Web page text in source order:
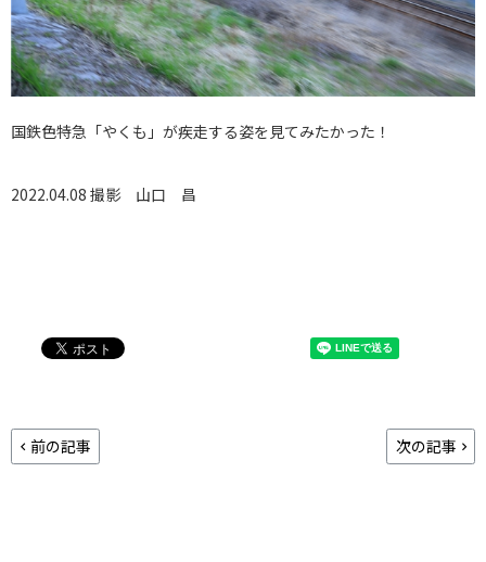
国鉄色特急「やくも」が疾走する姿を見てみたかった！
2022.04.08 撮影 山口 昌
前の記事 次の記事